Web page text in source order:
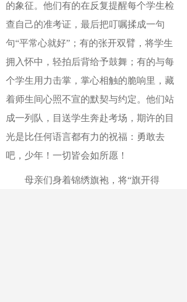
的象征。他们有的在反复提醒每个学生检
查自己的准考证，最后把叮嘱揉成一句
句“平常心就好”；有的张开双臂，将学生
拥入怀中，轻拍后背给予鼓舞；有的与每
个学生用力击掌，掌心相触的脆响里，藏
着师生间心照不宣的默契与约定。他们站
成一列队，目送学生奔赴考场，期许的目
光是比任何语言都有力的祝福：勇敢去
吧，少年！一切皆会如所愿！
母亲们身着锦绣旗袍，将“旗开得